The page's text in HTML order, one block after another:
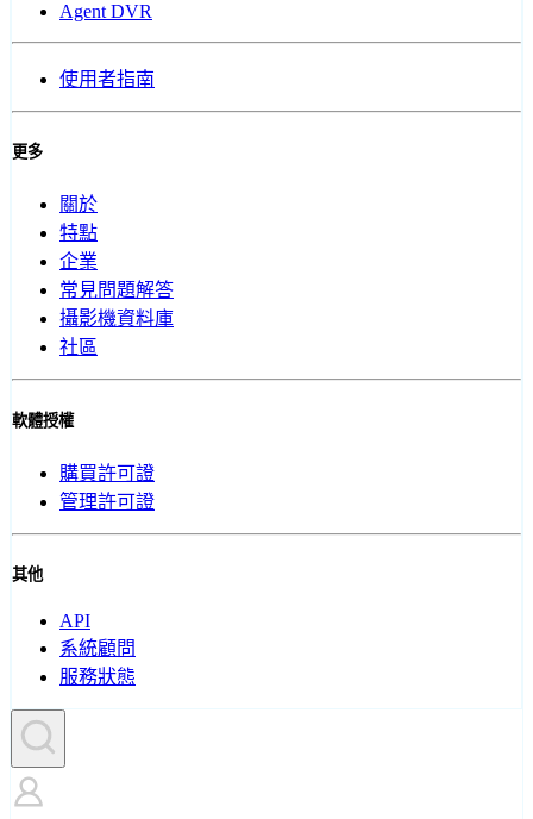
Agent DVR
使用者指南
更多
關於
特點
企業
常見問題解答
攝影機資料庫
社區
軟體授權
購買許可證
管理許可證
其他
API
系統顧問
服務狀態